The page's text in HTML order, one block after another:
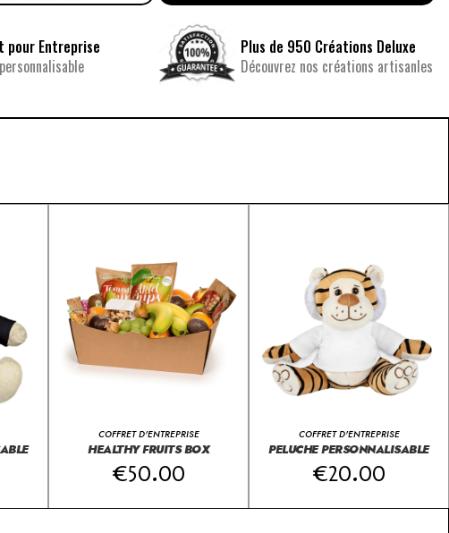
pour Entreprise
Plus de 950 Créations Deluxe
Découvrez nos créations artisanles
COFFRET D'ENTREPRISE
HEALTHY FRUITS BOX
€50.00
COFFRET D'ENTREPRISE
PELUCHE PERSONNALISABLE
€20.00